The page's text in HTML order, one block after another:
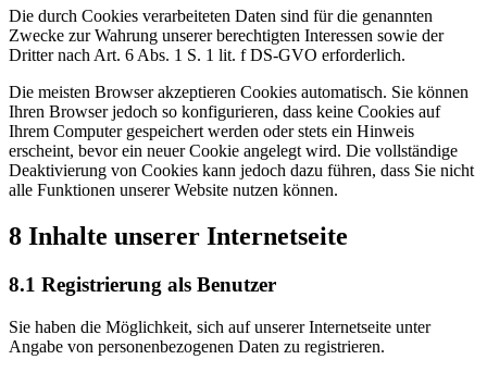
Die durch Cookies verarbeiteten Daten sind für die genannten
Zwecke zur Wahrung unserer berechtigten Interessen sowie der
Dritter nach Art. 6 Abs. 1 S. 1 lit. f DS-GVO erforderlich.
Die meisten Browser akzeptieren Cookies automatisch. Sie können
Ihren Browser jedoch so konfigurieren, dass keine Cookies auf
Ihrem Computer gespeichert werden oder stets ein Hinweis
erscheint, bevor ein neuer Cookie angelegt wird. Die vollständige
Deaktivierung von Cookies kann jedoch dazu führen, dass Sie nicht
alle Funktionen unserer Website nutzen können.
8 Inhalte unserer Internetseite
8.1 Registrierung als Benutzer
Sie haben die Möglichkeit, sich auf unserer Internetseite unter
Angabe von personenbezogenen Daten zu registrieren.